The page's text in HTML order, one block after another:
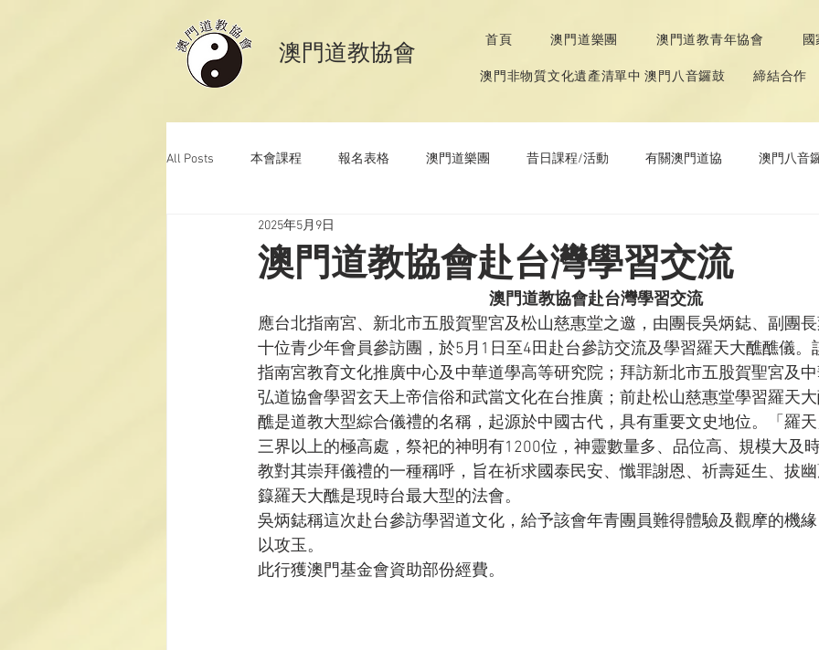
​澳門道教協會 首頁 澳門道樂團 澳門道教青年協會
澳門非物質文化遺產清單中 澳門八音鑼鼓 締結合作
All Posts 本會課程 報名表格 澳門道樂團 昔日課程/活動 有關澳門道協 澳門八音
澳門道教科儀音樂
澳門道教協會赴台灣學習交流
2025年5月9日
澳門道教協會赴台灣學習交流
應台北指南宮、新北市五股賀聖宮及松山慈惠堂之邀，由團長吳炳鋕、副團
十位青少年會員參訪團，於5月1日至4田赴台參訪交流及學習羅天大醮醮儀。
指南宮教育文化推廣中心及中華道學高等研究院；拜訪新北市五股賀聖宮及
弘道協會學習玄天上帝信俗和武當文化在台推廣；前赴松山慈惠堂學習羅天
醮是道教大型綜合儀禮的名稱，起源於中國古代，具有重要文史地位。「羅
三界以上的極高處，祭祀的神明有1200位，神靈數量多、品位高、規模大及
教對其崇拜儀禮的一種稱呼，旨在祈求國泰民安、懺罪謝恩、祈壽延生、拔
籙羅天大醮是現時台最大型的法會。
吳炳鋕稱這次赴台參訪學習道文化，給予該會年青團員難得體驗及觀摩的機
以攻玉。
此行獲澳門基金會資助部份經費。